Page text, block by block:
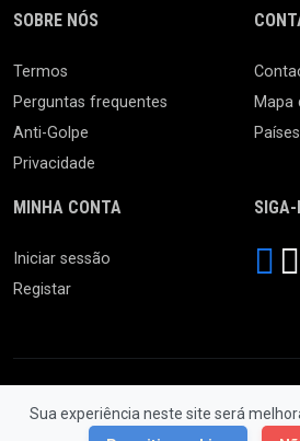
Sua experiência neste site será
SOBRE NÓS
Termos
Perguntas frequentes
Anti-Golpe
Privacidade
Mapa
Países
MINHA CONTA
Iniciar sessão
Registar
SIGA-
© 2026 Feira da Ladra. Todos os